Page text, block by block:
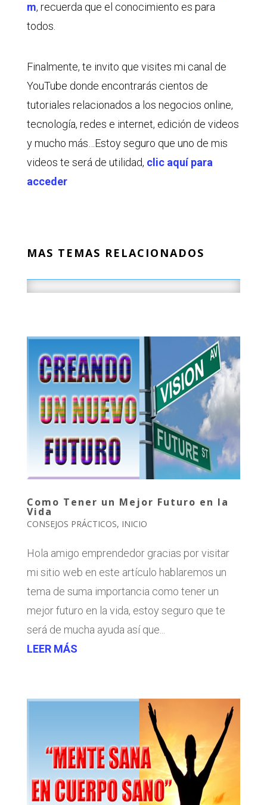
m, recuerda que el conocimiento es para
todos.
Finalmente, te invito que visites mi canal de
YouTube donde encontrarás cientos de
tutoriales relacionados a los negocios online,
tecnología, redes e internet, edición de videos
y mucho más…Estoy seguro que uno de mis
videos te será de utilidad, clic aquí para
acceder
MAS TEMAS RELACIONADOS
Como Tener un Mejor Futuro en la
Vida
CONSEJOS PRÁCTICOS, INICIO
Hola amigo emprendedor gracias por visitar
mi sitio web en este artículo hablaremos un
tema de suma importancia como tener un
mejor futuro en la vida, estoy seguro que te
será de mucha ayuda así que...
LEER MÁS